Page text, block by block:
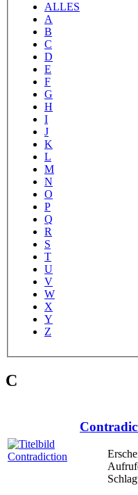
ALLES
A
B
C
D
E
F
G
H
I
J
K
L
M
N
O
P
Q
R
S
T
U
V
W
X
Y
Z
C